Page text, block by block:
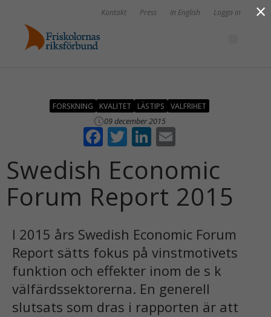
Kontakt Press In English Logga in
FORSKNING KVALITET LÄSTIPS VALFRIHET
09 december 2015
F
ac
e
b
o
o
k
T
itt
er
Li
k
e
dI
n
ai
l
Swedish Economic
Forum Report 2015
I 2015 års Swedish Economic Forum
Report sätts fokus på vinstmotivets
funktion och effekter inom de s k
välfärdssektorerna. En generell
slutsats som dras i rapporten är att
×